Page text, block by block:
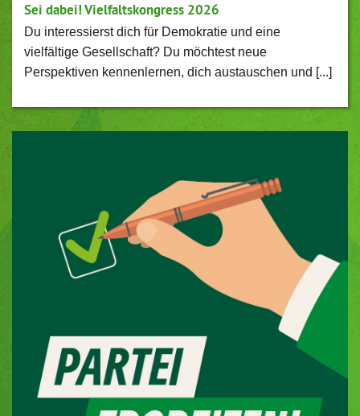
Sei dabei! Vielfaltskongress 2026
Du interessierst dich für Demokratie und eine
vielfältige Gesellschaft? Du möchtest neue
Perspektiven kennenlernen, dich austauschen und [...]